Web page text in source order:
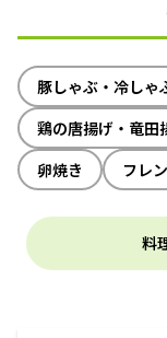
豚しゃぶ・冷しゃ
鶏の唐揚げ・竜田
卵焼き
フレ
料